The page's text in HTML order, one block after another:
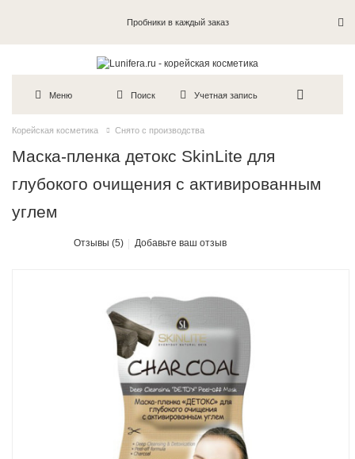
Пробники в каждый заказ
Меню Поиск Учетная запись
Корейская косметика Снято с производства
Маска-пленка детокс SkinLite для
глубокого очищения с активированным
углем
Отзывы (5) Добавьте ваш отзыв